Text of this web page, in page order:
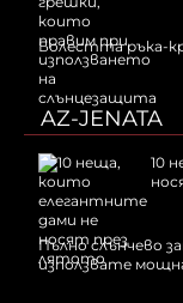
Болестта ръка-
AZ-JENATA
10
Пълно слънчево
използвате